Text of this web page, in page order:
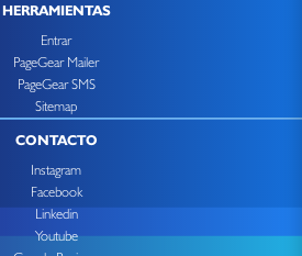
HERRAMIENTAS
Entrar
PageGear Mailer
PageGear SMS
Sitemap
CONTACTO
Instagram
Facebook
Linkedin
Youtube